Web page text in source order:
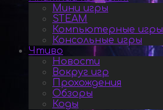
Мини игры
STEAM
Компьютерные игры
Консольные игры
Чтиво
Новости
Вокруг игр
Прохождения
Обзоры
Коды